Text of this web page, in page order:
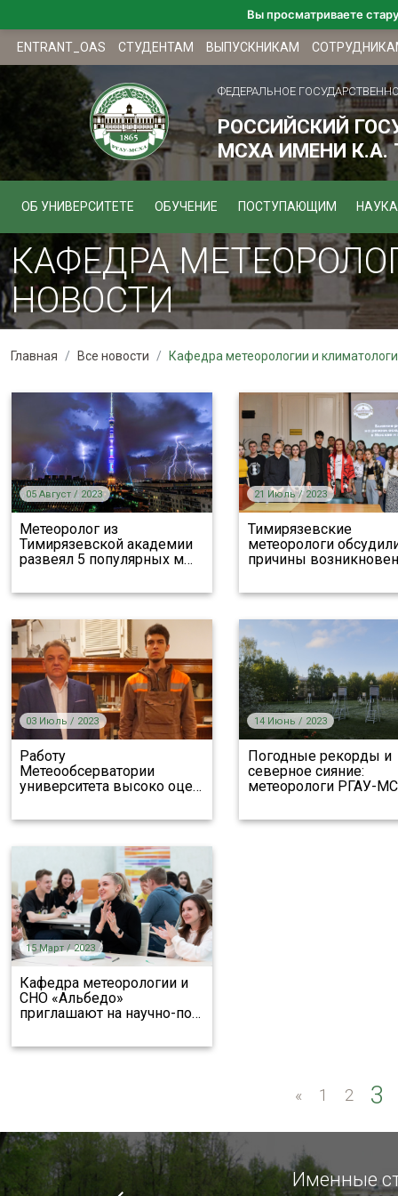
ENTRANT_OAS СТУДЕНТАМ ВЫПУСКНИКАМ
ФЕДЕРАЛЬНОЕ
РОССИЙСКИЙ
МСХА ИМЕНИ К.А.
ОБ УНИВЕРСИТЕТЕ ОБУЧЕНИЕ ПОСТУПАЮЩИМ
КАФЕДРА
НОВОСТИ
Главная Все новости Кафедра метеорологии и
05 Август / 2023
Метеоролог из
Тимирязевской академии
развеял 5 популярных м…
21 Июль / 2023
Тимирязевские
метеорологи
причины
03 Июль / 2023
Работу
Метеообсерватории
университета высоко оце…
14 Июнь / 2023
Погодные рекорды и
северное сияние:
метеорологи РГАУ-
15 Март / 2023
Кафедра метеорологии и
СНО «Альбедо»
приглашают на научно-по…
« 1 2 3
Именные
Вы просматриваете